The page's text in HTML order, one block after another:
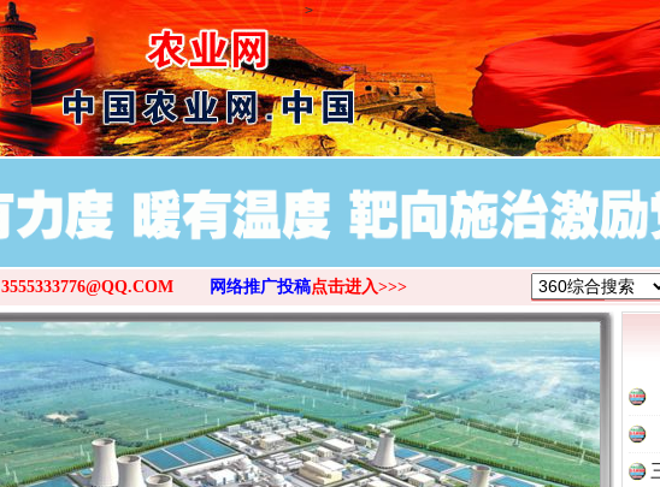
>
3555333776@QQ.COM 网络推广投稿点击进入>>>